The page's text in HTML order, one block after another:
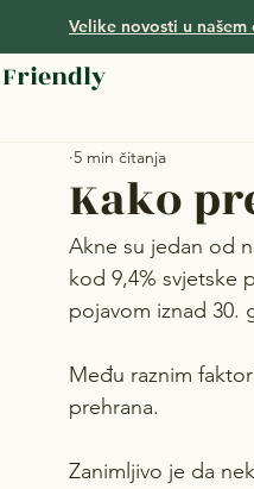
Velike novosti u
Kako
5 min čitanja
Akne su jedan od
kod 9,4% svjetske
pojavom iznad 30.
Među raznim
prehrana.
Zanimljivo je da